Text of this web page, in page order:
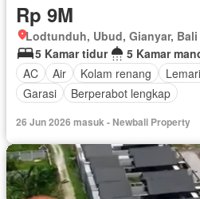
Rp 9M
Lodtunduh, Ubud, Gianyar, Bali
5 Kamar tidur
5 Kamar
AC
Air Kolam renang
Garasi
Berperabot lengkap
26 Jun 2026 masuk - Newbali Property